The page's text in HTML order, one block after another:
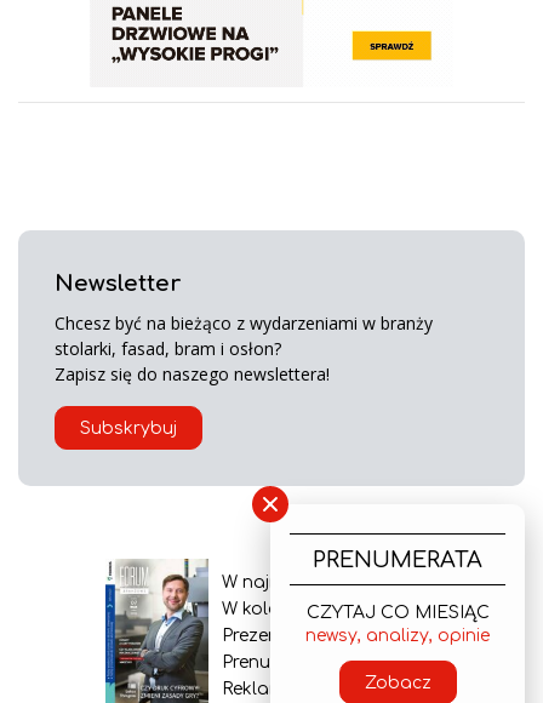
Newsletter
Chcesz być na bieżąco z wydarzeniami w branży
stolarki, fasad, bram i osłon?
Zapisz się do naszego newslettera!
Subskrybuj
W najnowszym wydaniu
W kolejnym numerze
Prezentacja gazety
Prenumerata
Reklama
×
PRENUMERATA
CZYTAJ CO MIESIĄC
newsy, analizy, opinie
Zobacz